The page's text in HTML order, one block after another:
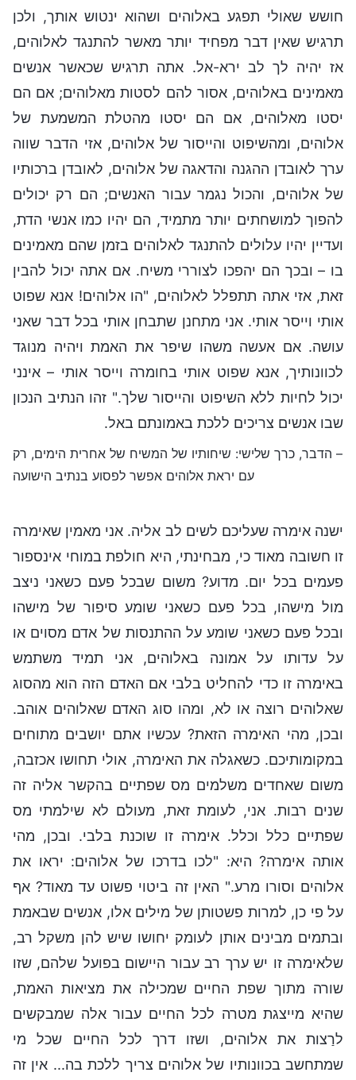
חושש שאולי תפגע באלוהים ושהוא ינטוש אותך, ולכן
תרגיש שאין דבר מפחיד יותר מאשר להתנגד לאלוהים,
אז יהיה לך לב ירא-אל. אתה תרגיש שכאשר אנשים
מאמינים באלוהים, אסור להם לסטות מאלוהים; אם הם
יסטו מאלוהים, אם הם יסטו מהטלת המשמעת של
אלוהים, ומהשיפוט והייסור של אלוהים, אזי הדבר שווה
ערך לאובדן ההגנה והדאגה של אלוהים, לאובדן ברכותיו
של אלוהים, והכול נגמר עבור האנשים; הם רק יכולים
להפוך למושחתים יותר מתמיד, הם יהיו כמו אנשי הדת,
ועדיין יהיו עלולים להתנגד לאלוהים בזמן שהם מאמינים
בו – ובכך הם יהפכו לצוררי משיח. אם אתה יכול להבין
זאת, אזי אתה תתפלל לאלוהים, "הו אלוהים! אנא שפוט
אותי וייסר אותי. אני מתחנן שתבחן אותי בכל דבר שאני
עושה. אם אעשה משהו שיפר את האמת ויהיה מנוגד
לכוונותיך, אנא שפוט אותי בחומרה וייסר אותי – אינני
יכול לחיות ללא השיפוט והייסור שלך." זהו הנתיב הנכון
שבו אנשים צריכים ללכת באמונתם באל.
– הדבר, כרך שלישי: שיחותיו של המשיח של אחרית הימים, רק
עם יראת אלוהים אפשר לפסוע בנתיב הישועה
ישנה אימרה שעליכם לשים לב אליה. אני מאמין שאימרה
זו חשובה מאוד כי, מבחינתי, היא חולפת במוחי אינספור
פעמים בכל יום. מדוע? משום שבכל פעם כשאני ניצב
מול מישהו, בכל פעם כשאני שומע סיפור של מישהו
ובכל פעם כשאני שומע על ההתנסות של אדם מסוים או
על עדותו על אמונה באלוהים, אני תמיד משתמש
באימרה זו כדי להחליט בלבי אם האדם הזה הוא מהסוג
שאלוהים רוצה או לא, ומהו סוג האדם שאלוהים אוהב.
ובכן, מהי האימרה הזאת? עכשיו אתם יושבים מתוחים
במקומותיכם. כשאגלה את האימרה, אולי תחושו אכזבה,
משום שאחדים משלמים מס שפתיים בהקשר אליה זה
שנים רבות. אני, לעומת זאת, מעולם לא שילמתי מס
שפתיים כלל וכלל. אימרה זו שוכנת בלבי. ובכן, מהי
אותה אימרה? היא: "לכו בדרכו של אלוהים: יראו את
אלוהים וסורו מרע." האין זה ביטוי פשוט עד מאוד? אף
על פי כן, למרות פשטותן של מילים אלו, אנשים שבאמת
ובתמים מבינים אותן לעומק יחושו שיש להן משקל רב,
שלאימרה זו יש ערך רב עבור היישום בפועל שלהם, שזו
שורה מתוך שפת החיים שמכילה את מציאות האמת,
שהיא מייצגת מטרה לכל החיים עבור אלה שמבקשים
לרַצות את אלוהים, ושזו דרך לכל החיים שכל מי
שמתחשב בכוונותיו של אלוהים צריך ללכת בה... אין זה